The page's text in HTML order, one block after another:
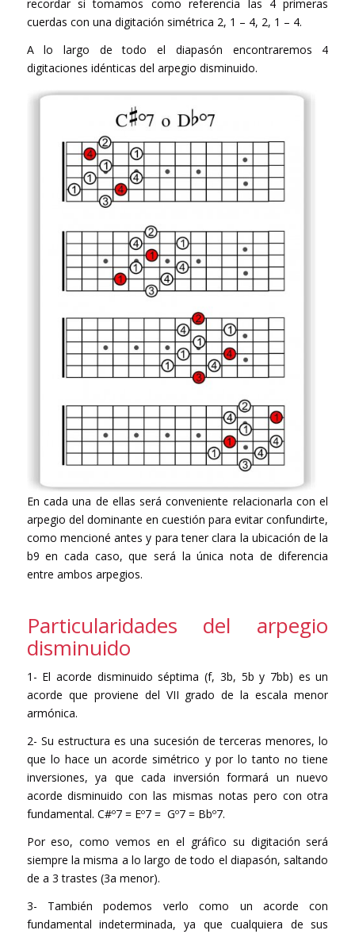
recordar si tomamos como referencia las 4 primeras
cuerdas con una digitación simétrica 2, 1 – 4, 2, 1 – 4.
A lo largo de todo el diapasón encontraremos 4
digitaciones idénticas del arpegio disminuido.
En cada una de ellas será conveniente relacionarla con el
arpegio del dominante en cuestión para evitar confundirte,
como mencioné antes y para tener clara la ubicación de la
b9 en cada caso, que será la única nota de diferencia
entre ambos arpegios.
Particularidades del arpegio
disminuido
1- El acorde disminuido séptima (f, 3b, 5b y 7bb) es un
acorde que proviene del VII grado de la escala menor
armónica.
2- Su estructura es una sucesión de terceras menores, lo
que lo hace un acorde simétrico y por lo tanto no tiene
inversiones, ya que cada inversión formará un nuevo
acorde disminuido con las mismas notas pero con otra
fundamental. C#º7 = Eº7 = Gº7 = Bbº7.
Por eso, como vemos en el gráfico su digitación será
siempre la misma a lo largo de todo el diapasón, saltando
de a 3 trastes (3a menor).
3- También podemos verlo como un acorde con
fundamental indeterminada, ya que cualquiera de sus